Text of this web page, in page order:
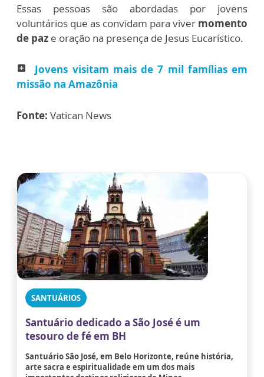
Essas pessoas são abordadas por jovens
voluntários que as convidam para viver momento
de paz e oração na presença de Jesus Eucarístico.
add_box
Jovens visitam mais de 7 mil famílias em
missão na Amazônia
Fonte: Vatican News
SANTUÁRIOS
Santuário dedicado a São José é um
tesouro de fé em BH
Santuário São José, em Belo Horizonte, reúne história,
arte sacra e espiritualidade em um dos mais